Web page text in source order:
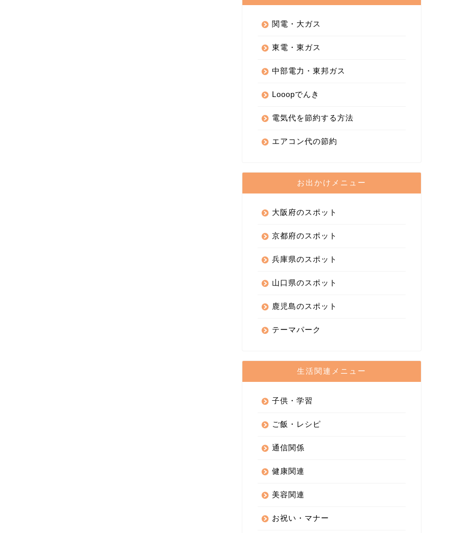
関電・大ガス
東電・東ガス
中部電力・東邦ガス
Looopでんき
電気代を節約する方法
エアコン代の節約
お出かけメニュー
大阪府のスポット
京都府のスポット
兵庫県のスポット
山口県のスポット
鹿児島のスポット
テーマパーク
生活関連メニュー
子供・学習
ご飯・レシピ
通信関係
健康関連
美容関連
お祝い・マナー